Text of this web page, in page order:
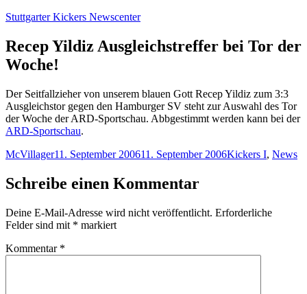
Zum
springen
Stuttgarter Kickers Newscenter
Recep Yildiz Ausgleichstreffer bei Tor der
Woche!
Der Seitfallzieher von unserem blauen Gott Recep Yildiz zum 3:3
Ausgleichstor gegen den Hamburger SV steht zur Auswahl des Tor
der Woche der ARD-Sportschau. Abbgestimmt werden kann bei der
ARD-Sportschau.
Autor
McVillagerVeröffentlicht
11. September 200611. September 2006Kategorien
Kickers I, News
Schreibe einen Kommentar
Deine E-Mail-Adresse wird nicht veröffentlicht. Erforderliche
Felder sind mit * markiert
Kommentar *